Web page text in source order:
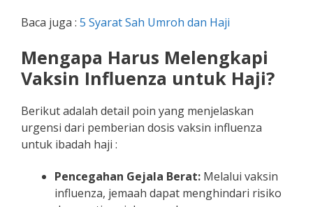
Baca juga : 5 Syarat Sah Umroh dan Haji
Mengapa Harus Melengkapi
Vaksin Influenza untuk Haji?
Berikut adalah detail poin yang menjelaskan
urgensi dari pemberian dosis vaksin influenza
untuk ibadah haji :
Pencegahan Gejala Berat: Melalui vaksin
influenza, jemaah dapat menghindari risiko